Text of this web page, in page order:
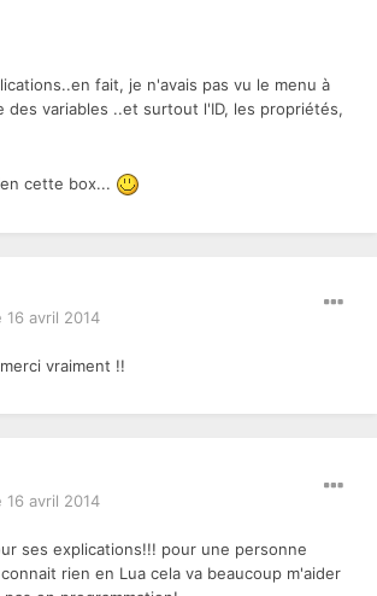
fait, je n'avais pas vu le menu à
des variables ..et surtout l'ID, les propriétés,
cette box...
16 avril 2014
vraiment !!
16 avril 2014
ses explications!!! pour une personne
rien en Lua cela va beaucoup m'aider